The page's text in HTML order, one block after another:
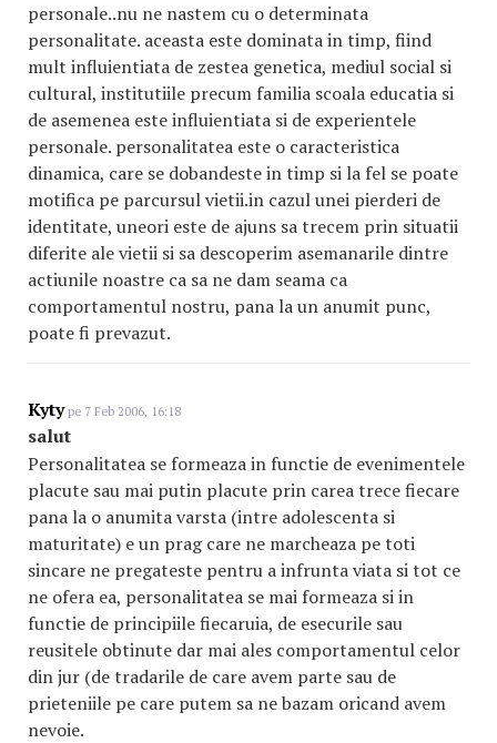
personale..nu ne nastem cu o determinata
personalitate. aceasta este dominata in timp, fiind
mult influientiata de zestea genetica, mediul social si
cultural, institutiile precum familia scoala educatia si
de asemenea este influientiata si de experientele
personale. personalitatea este o caracteristica
dinamica, care se dobandeste in timp si la fel se poate
motifica pe parcursul vietii.in cazul unei pierderi de
identitate, uneori este de ajuns sa trecem prin situatii
diferite ale vietii si sa descoperim asemanarile dintre
actiunile noastre ca sa ne dam seama ca
comportamentul nostru, pana la un anumit punc,
poate fi prevazut.
Kytype 7 Feb 2006, 16:18
salut
Personalitatea se formeaza in functie de evenimentele
placute sau mai putin placute prin carea trece fiecare
pana la o anumita varsta (intre adolescenta si
maturitate) e un prag care ne marcheaza pe toti
sincare ne pregateste pentru a infrunta viata si tot ce
ne ofera ea, personalitatea se mai formeaza si in
functie de principiile fiecaruia, de esecurile sau
reusitele obtinute dar mai ales comportamentul celor
din jur (de tradarile de care avem parte sau de
prieteniile pe care putem sa ne bazam oricand avem
nevoie.